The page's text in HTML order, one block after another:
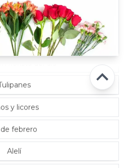
de febrero
Alelí
Rojas
Rosadas
y licores